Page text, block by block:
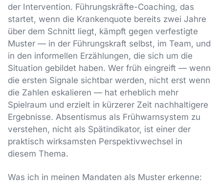
der Intervention. Führungskräfte-Coaching, das
startet, wenn die Krankenquote bereits zwei Jahre
über dem Schnitt liegt, kämpft gegen verfestigte
Muster — in der Führungskraft selbst, im Team, und
in den informellen Erzählungen, die sich um die
Situation gebildet haben. Wer früh eingreift — wenn
die ersten Signale sichtbar werden, nicht erst wenn
die Zahlen eskalieren — hat erheblich mehr
Spielraum und erzielt in kürzerer Zeit nachhaltigere
Ergebnisse. Absentismus als Frühwarnsystem zu
verstehen, nicht als Spätindikator, ist einer der
praktisch wirksamsten Perspektivwechsel in
diesem Thema.
Was ich in meinen Mandaten als Muster erkenne: